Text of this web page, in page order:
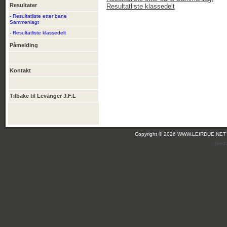
Resultater
- Resultatliste etter bane
Sammenlagt
- Resultatliste klassedelt
Påmelding
Kontakt
Tilbake til Levanger J.F.L
Resultatliste klassedelt
Copyright © 2026